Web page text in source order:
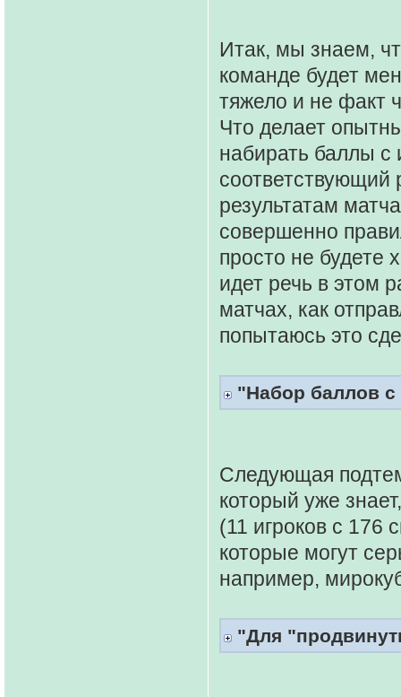
Итак, мы знаем,
команде будет
тяжело и не факт
Что делает
набирать баллы с
соответствующий
результатам
совершенно
просто не будете
идет речь в этом
матчах, как
попытаюсь это
"Набор баллов
Следующая
который уже
(11 игроков с 176
которые могут
например,
"Для